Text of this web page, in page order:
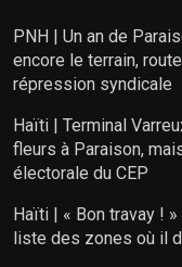
PNH | Un an de
encore le terrain,
répression syndicale
Haïti | Terminal
fleurs à Paraison,
électorale du CEP
Haïti | « Bon travay !
liste des zones où il